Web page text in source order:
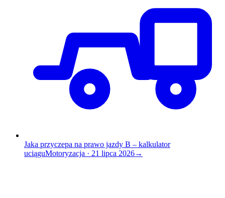
Jaka przyczepa na prawo jazdy B – kalkulator
uciąguMotoryzacja · 21 lipca 2026→